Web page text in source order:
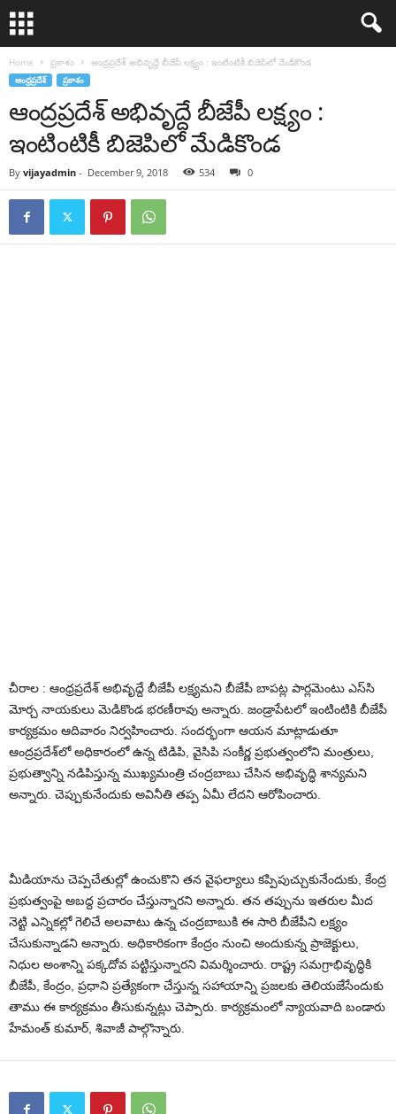
Home ప్రకాశం ఆంద్రప్రదేశ్ అభివృద్దే బీజేపీ లక్ష్యం : ఇంటింటికీ బిజెపిలో మేడికొండ‌
ఆంధ్రప్రదేశ్ ప్రకాశం
ఆంద్రప్రదేశ్ అభివృద్దే బీజేపీ లక్ష్యం :
ఇంటింటికీ బిజెపిలో మేడికొండ‌
By vijayadmin - December 9, 2018 534 0
చీరాల : ఆంధ్రప్రదేశ్ అభివృద్దే బీజేపీ లక్ష్యమ‌ని బీజేపీ బాప‌ట్ల పార్ల‌మెంటు ఎస్‌సి
మోర్చ‌ నాయకులు మెడికొండ భరణీరావు అన్నారు. జండ్రాపేటలో ఇంటింటికి బీజేపీ
కార్యక్రమం ఆదివారం నిర్వహించారు. సందర్భంగా ఆయన మాట్లాడుతూ
ఆంద్రప్రదేశ్‌లో అధికారంలో ఉన్న టిడిపి, వైసిపి సంకీర్ణ ప్రభుత్వంలోని మంత్రులు,
ప్ర‌భుత్వాన్ని నడిపిస్తున్న ముఖ్య‌మంత్రి చంద్రబాబు చేసిన అభివృద్ధి శాన్యమ‌ని
అన్నారు. చెప్పుకునేందుకు అవినీతి తప్ప ఏమీ లేదని ఆరోపించారు.
మీడియాను చెప్పచేతుల్లో ఉంచుకొని తన వైఫల్యాలు కప్పిపుచ్చుకునేందుకు, కేంద్ర
ప్రభుత్వంపై అబద్ద ప్రచారం చేస్తున్నారని అన్నారు. త‌న తప్పును ఇతరుల మీద
నెట్టి ఎన్నికల్లో గెలిచే అలవాటు ఉన్న చంద్రబాబుకి ఈ సారి బీజేపీని లక్ష్యం
చేసుకున్నాడని అన్నారు. అధికారికంగా కేంద్రం నుంచి అందుకున్న ప్రాజెక్టులు,
నిధుల అంశాన్ని పక్కదోవ పట్టిస్తున్నారని విమర్శించారు. రాష్ట్ర‌ సమగ్రాభివృద్ధికి
బీజేపీ, కేంద్రం, ప్రధాని ప్రత్యేకంగా చేస్తున్న సహాయాన్ని ప్రజలకు తెలియ‌జేసేందుకు
తాము ఈ కార్య‌క్ర‌మం తీసుకున్న‌ట్లు చెప్పారు. కార్యక్రమంలో న్యాయ‌వాది బండారు
హేమంత్ కుమార్, శివాజీ పాల్గొన్నారు.